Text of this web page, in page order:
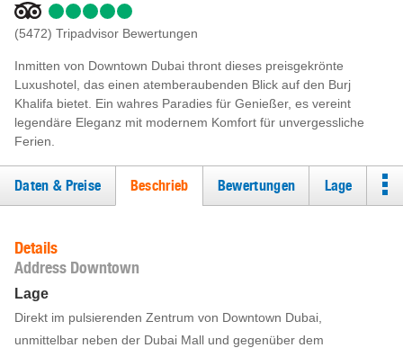
(5472) Tripadvisor Bewertungen
Inmitten von Downtown Dubai thront dieses preisgekrönte
Luxushotel, das einen atemberaubenden Blick auf den Burj
Khalifa bietet. Ein wahres Paradies für Genießer, es vereint
legendäre Eleganz mit modernem Komfort für unvergessliche
Ferien.
Daten & Preise Beschrieb Bewertungen Lage
Details
Address Downtown
Lage
Direkt im pulsierenden Zentrum von Downtown Dubai,
unmittelbar neben der Dubai Mall und gegenüber dem